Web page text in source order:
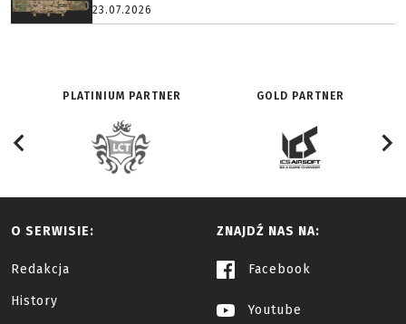
23.07.2026
PLATINIUM PARTNER GOLD PARTNER
O SERWISIE:
Redakcja
History
ZNAJDŹ NAS NA:
Facebook
Youtube